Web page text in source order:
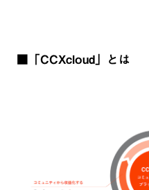
■「CCXcloud」とは